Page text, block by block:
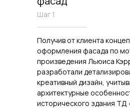
Шаг 1
Получив от клиента
оформления фасада по
произведения Льюиса
разработали
креативный дизайн,
архитектурные
исторического здания ТД